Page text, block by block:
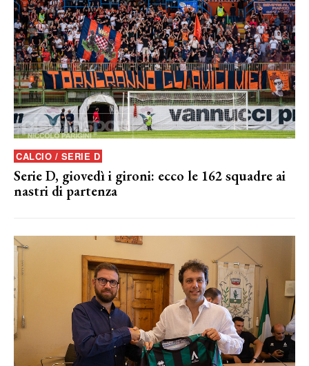
CALCIO / SERIE D
Serie D, giovedì i gironi: ecco le 162 squadre ai
nastri di partenza